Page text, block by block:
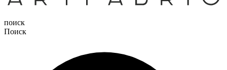
поиск
Поиск